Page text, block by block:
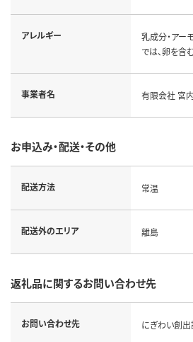
アレルギー
乳成分・アー
では、卵を含
事業者名 有限会社 宮
お申込み・配送・その他
配送方法 常温
配送外のエリア 離島
返礼品に関するお問い合わせ先
お問い合わせ先 にぎわい創出